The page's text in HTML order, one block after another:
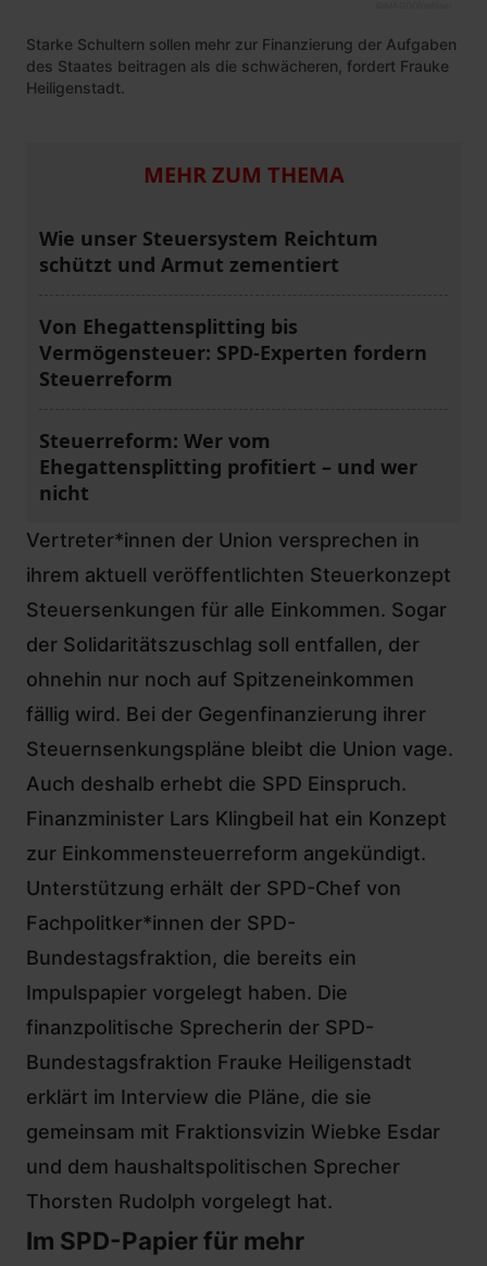
Starke Schultern sollen mehr zur Finanzierung der Aufgaben
des Staates beitragen als die schwächeren, fordert Frauke
Heiligenstadt.
MEHR ZUM THEMA
Wie unser Steuersystem Reichtum
schützt und Armut zementiert
Von Ehegattensplitting bis
Vermögensteuer: SPD-Experten fordern
Steuerreform
Steuerreform: Wer vom
Ehegattensplitting profitiert – und wer
nicht
Vertreter*innen der Union versprechen in
ihrem aktuell veröffentlichten Steuerkonzept
Steuersenkungen für alle Einkommen. Sogar
der Solidaritätszuschlag soll entfallen, der
ohnehin nur noch auf Spitzeneinkommen
fällig wird. Bei der Gegenfinanzierung ihrer
Steuernsenkungspläne bleibt die Union vage.
Auch deshalb erhebt die SPD Einspruch.
Finanzminister Lars Klingbeil hat ein Konzept
zur Einkommensteuerreform angekündigt.
Unterstützung erhält der SPD-Chef von
Fachpolitker*innen der SPD-
Bundestagsfraktion, die bereits ein
Impulspapier vorgelegt haben. Die
finanzpolitische Sprecherin der SPD-
Bundestagsfraktion Frauke Heiligenstadt
erklärt im Interview die Pläne, die sie
gemeinsam mit Fraktionsvizin Wiebke Esdar
und dem haushaltspolitischen Sprecher
Thorsten Rudolph vorgelegt hat.
Im SPD-Papier für mehr